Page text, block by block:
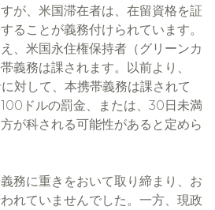
が、米国滞在者は、在留資格を証
ることが義務付けられています。
、米国永住権保持者（グリーンカ
義務は課されます。以前より、
対して、本携帯義務は課されて
ドルの罰金、または、30日未満
が科される可能性があると定めら
務に重きをおいて取り締まり、お
れていませんでした。一方、現政